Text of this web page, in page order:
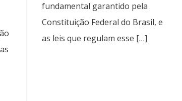
fundamental garantido pela
Constituição Federal do Brasil, e
as leis que regulam esse […]